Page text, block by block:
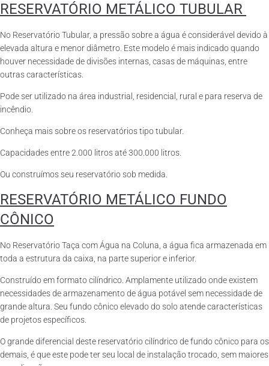
RESERVATÓRIO METÁLICO TUBULAR
No Reservatório Tubular, a pressão sobre a água é considerável devido à
elevada altura e menor diâmetro. Este modelo é mais indicado quando
houver necessidade de divisões internas, casas de máquinas, entre
outras características.
Pode ser utilizado na área industrial, residencial, rural e para reserva de
incêndio.
Conheça mais sobre os reservatórios tipo tubular.
Capacidades entre 2.000 litros até 300.000 litros.
Ou construímos seu reservatório sob medida.
RESERVATÓRIO METÁLICO FUNDO
CÔNICO
No Reservatório Taça com Água na Coluna, a água fica armazenada em
toda a estrutura da caixa, na parte superior e inferior.
Construído em formato cilíndrico. Amplamente utilizado onde existem
necessidades de armazenamento de água potável sem necessidade de
grande altura. Seu fundo cônico elevado do solo atende características
de projetos específicos.
O grande diferencial deste reservatório cilíndrico de fundo cônico para os
demais, é que este pode ter seu local de instalação trocado, sem maiores